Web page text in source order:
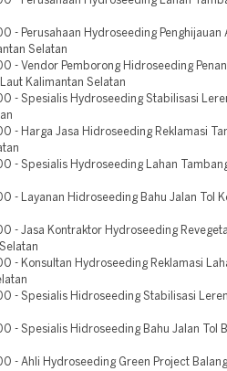
- Perusahaan Hydroseeding Penghijauan
Selatan
- Vendor Pemborong Hidroseeding
Kalimantan Selatan
- Spesialis Hydroseeding Stabilisasi
- Harga Jasa Hidroseeding Reklamasi
- Spesialis Hydroseeding Lahan
- Layanan Hidroseeding Bahu Jalan Tol
- Jasa Kontraktor Hydroseeding
- Konsultan Hydroseeding Reklamasi
- Spesialis Hidroseeding Stabilisasi
- Spesialis Hidroseeding Bahu Jalan Tol
- Ahli Hydroseeding Green Project